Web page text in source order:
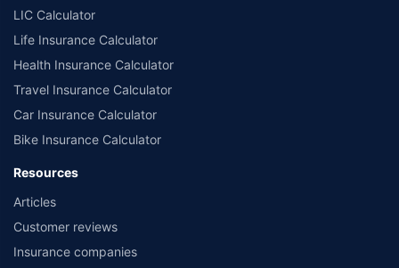
LIC Calculator
Life Insurance Calculator
Health Insurance Calculator
Travel Insurance Calculator
Car Insurance Calculator
Bike Insurance Calculator
Resources
Articles
Customer reviews
Insurance companies